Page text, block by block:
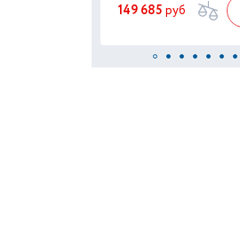
149 685 руб